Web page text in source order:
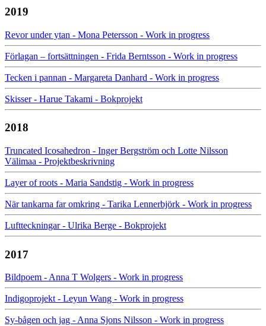
2019
Revor under ytan - Mona Petersson - Work in progress
Förlagan – fortsättningen - Frida Berntsson - Work in progress
Tecken i pannan - Margareta Danhard - Work in progress
Skisser - Harue Takami - Bokprojekt
2018
Truncated Icosahedron - Inger Bergström och Lotte Nilsson
Välimaa - Projektbeskrivning
Layer of roots - Maria Sandstig - Work in progress
När tankarna far omkring - Tarika Lennerbjörk - Work in progress
Luftteckningar - Ulrika Berge - Bokprojekt
2017
Bildpoem - Anna T Wolgers - Work in progress
Indigoprojekt - Leyun Wang - Work in progress
Sy-bågen och jag - Anna Sjons Nilsson - Work in progress